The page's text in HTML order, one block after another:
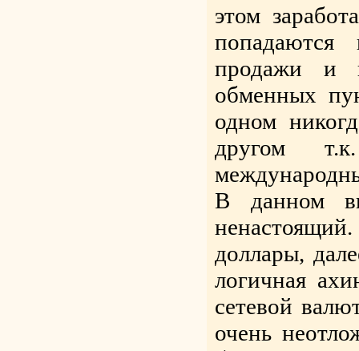
этом
продажи и
обменных
одном
другом
В данном
доллары,
логичная
сетевой
очень